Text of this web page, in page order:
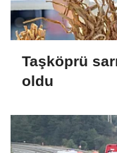
Taşköprü
oldu